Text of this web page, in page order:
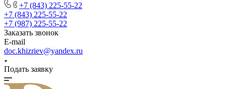
+7 (843) 225-55-22
+7 (843) 225-55-22
+7 (987) 225-55-22
Заказать звонок
E-mail
doc.khizriev@yandex.ru
Подать заявку